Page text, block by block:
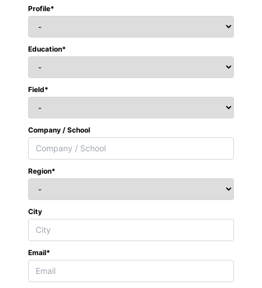
Profile*
Education*
Field*
Company / School
Region*
City
Email*